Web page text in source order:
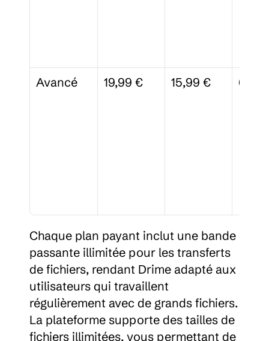
Avancé 19,99 € 15,99 € 6 To
Chaque plan payant inclut une bande
passante illimitée pour les transferts
de fichiers, rendant Drime adapté aux
utilisateurs qui travaillent
régulièrement avec de grands fichiers.
La plateforme supporte des tailles de
fichiers illimitées, vous permettant de